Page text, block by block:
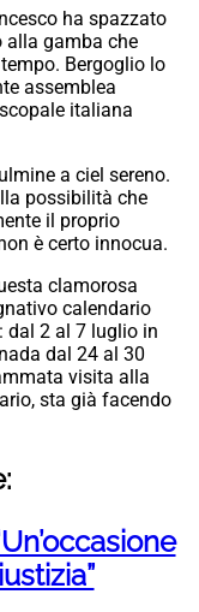
ha spazzato
alla gamba che
Bergoglio lo
assemblea
italiana
a ciel sereno.
possibilità che
il proprio
è certo innocua.
clamorosa
calendario
dal 2 al 7 luglio in
dal 24 al 30
visita alla
sta già facendo